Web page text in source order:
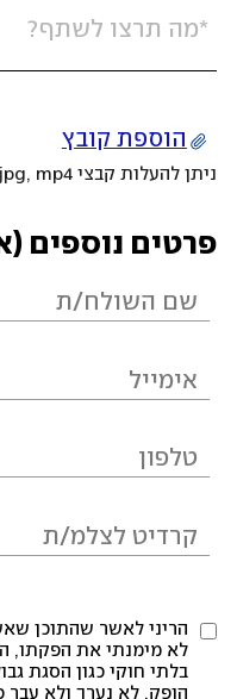
הוספת קובץ
ניתן להעלות קבצי mov, png, jpeg, jpg, mp4 עד 200MB
פרטים נוספים
הריני לאשר שהתוכן
לא מימנתי את הפקתו,
בלתי חוקי כגון הסגת
הופק, לא נערך ולא עבר